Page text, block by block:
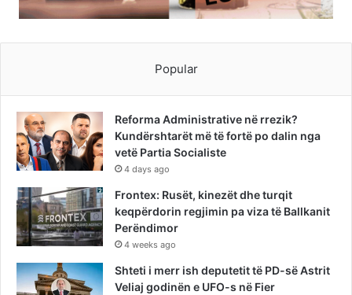
Popular
Reforma Administrative në rrezik?
Kundërshtarët më të fortë po dalin nga
vetë Partia Socialiste
4 days ago
Frontex: Rusët, kinezët dhe turqit
keqpërdorin regjimin pa viza të Ballkanit
Perëndimor
4 weeks ago
Shteti i merr ish deputetit të PD-së Astrit
Veliaj godinën e UFO-s në Fier